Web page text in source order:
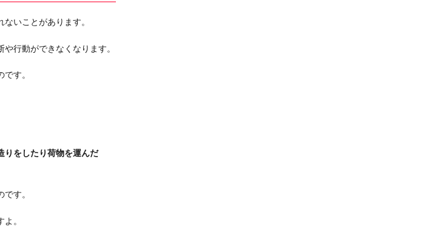
いことがあります。
行動ができなくなります。
です。
りをしたり荷物を運んだ
す。
。